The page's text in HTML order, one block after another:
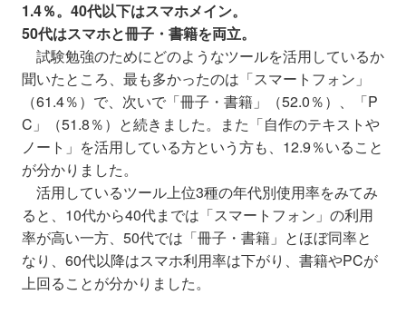
1.4％。40代以下はスマホメイン。
50代はスマホと冊子・書籍を両立。
試験勉強のためにどのようなツールを活用しているか
聞いたところ、最も多かったのは「スマートフォン」
（61.4％）で、次いで「冊子・書籍」（52.0％）、「P
C」（51.8％）と続きました。また「自作のテキストや
ノート」を活用している方という方も、12.9％いること
が分かりました。
活用しているツール上位3種の年代別使用率をみてみ
ると、10代から40代までは「スマートフォン」の利用
率が高い一方、50代では「冊子・書籍」とほぼ同率と
なり、60代以降はスマホ利用率は下がり、書籍やPCが
上回ることが分かりました。